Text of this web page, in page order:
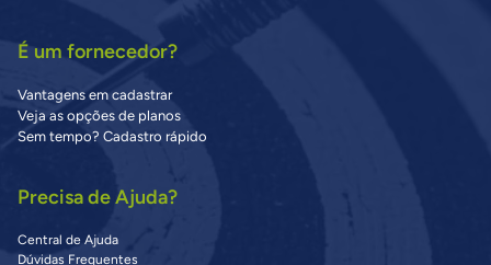
É um fornecedor?
Vantagens em cadastrar
Veja as opções de planos
Sem tempo? Cadastro rápido
Precisa de Ajuda?
Central de Ajuda
Dúvidas Frequentes